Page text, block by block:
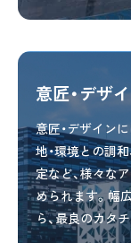
意匠・デザ
意匠・デザイン
地・環境との調
定など、様々な
められます。幅
ら、最良のカタ